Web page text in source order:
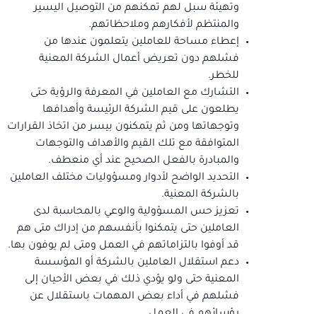
وتهيئة سبل لهم تمكنهم من التوصيل اليسير
والمنتظم لأفكارهم وملاحظاتهم.
إعطاء مساحة للعاملين يتعلمون عندها من
فشلهم دون تعريض أعمال الشركة المعنية
للخطر.
التشارك مع العاملين في المعرفة والرؤية حتى
يطلعون على قيم الشركة الرئيسة وأهدافها
وتوجهاتها ومن ثم يتمكنون بيسر من اتخاذ القرارات
المتوافقة مع تلك القيم والأهداف والتوجهات
والمبادرة بالفعل الصحيح عند أي منعطف.
التحديد الواضح لأدوار ومسؤوليات مختلف العاملين
بالشركة المعنية.
تعزيز حس المسؤولية والوعي بالمحاسبة لدى
العاملين حتى يتمكنوا بأنفسهم من إدراك متى هم
قد أوفوا بالتزاماتهم في العمل ومتى لم يوفون بها.
دعم استقلال العاملين بالشركة أو المؤسسة
المعنية حتى ولو يؤدي ذلك في بعض الأحيان إلى
فشلهم في أداء بعض المهمات باستقلال عن